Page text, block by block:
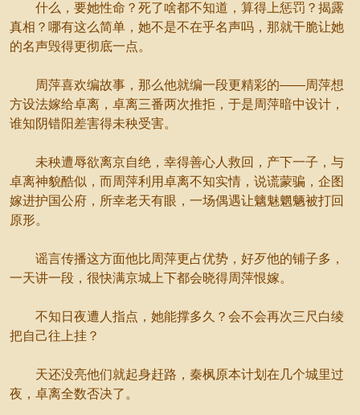
什么，要她性命？死了啥都不知道，算得上惩罚？揭露
真相？哪有这么简单，她不是不在乎名声吗，那就干脆让她
的名声毁得更彻底一点。
周萍喜欢编故事，那么他就编一段更精彩的——周萍想
方设法嫁给卓离，卓离三番两次推拒，于是周萍暗中设计，
谁知阴错阳差害得未秧受害。
未秧遭辱欲离京自绝，幸得善心人救回，产下一子，与
卓离神貌酷似，而周萍利用卓离不知实情，说谎蒙骗，企图
嫁进护国公府，所幸老天有眼，一场偶遇让魑魅魍魉被打回
原形。
谣言传播这方面他比周萍更占优势，好歹他的铺子多，
一天讲一段，很快满京城上下都会晓得周萍恨嫁。
不知日夜遭人指点，她能撑多久？会不会再次三尺白绫
把自己往上挂？
天还没亮他们就起身赶路，秦枫原本计划在几个城里过
夜，卓离全数否决了。